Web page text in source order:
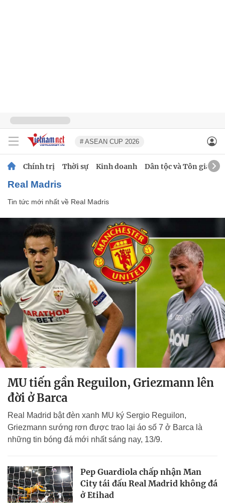
# ASEAN CUP 2026
Chính trị Thời sự Kinh doanh Dân tộc và Tôn giáo
Real Madris
Tin tức mới nhất về Real Madris
MU tiến gần Reguilon, Griezmann lên
đời ở Barca
Real Madrid bật đèn xanh MU ký Sergio Reguilon,
Griezmann sướng rơn được trao lại áo số 7 ở Barca là
những tin bóng đá mới nhất sáng nay, 13/9.
Pep Guardiola chấp nhận Man
City tái đấu Real Madrid không đá
ở Etihad